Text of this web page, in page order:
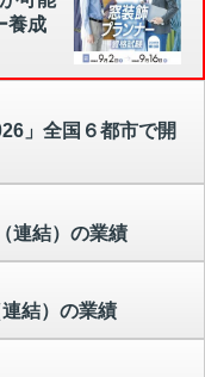
養成
」全国６都市で開
連結）の業績
結）の業績